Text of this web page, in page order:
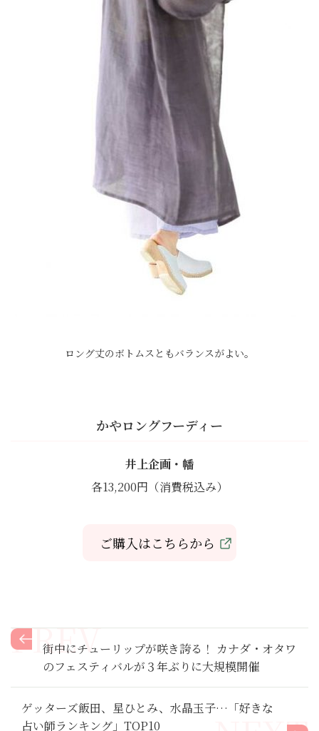
ロング丈のボトムスともバランスがよい。
かやロングフーディー
井上企画・幡
各13,200円（消費税込み）
ご購入はこちらから
街中にチューリップが咲き誇る！ カナダ・オタワ
のフェスティバルが３年ぶりに大規模開催
ゲッターズ飯田、星ひとみ、水晶玉子…「好きな
占い師ランキング」TOP10